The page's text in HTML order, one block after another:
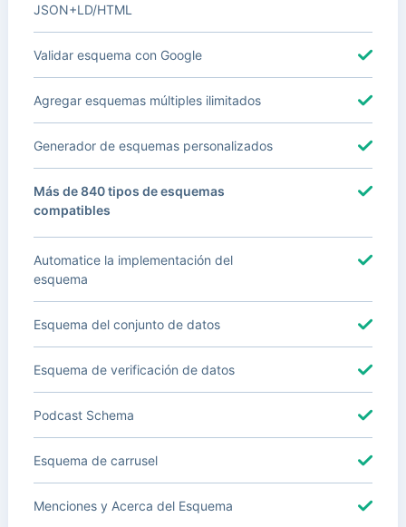
JSON+LD/HTML
Validar esquema con Google
Agregar esquemas múltiples ilimitados
Generador de esquemas personalizados
Más de 840 tipos de esquemas
compatibles
Automatice la implementación del
esquema
Esquema del conjunto de datos
Esquema de verificación de datos
Podcast Schema
Esquema de carrusel
Menciones y Acerca del Esquema